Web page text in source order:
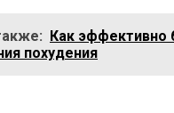
Как эффективно
похудения